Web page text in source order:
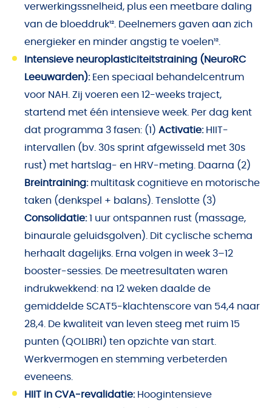
verwerkingssnelheid, plus een meetbare daling
van de bloeddruk¹². Deelnemers gaven aan zich
energieker en minder angstig te voelen¹².
Intensieve neuroplasticiteitstraining (NeuroRC
Leeuwarden):Een speciaal behandelcentrum
voor NAH. Zij voeren een 12-weeks traject,
startend met één intensieve week. Per dag kent
dat programma 3 fasen: (1) Activatie:HIIT-
intervallen (bv. 30s sprint afgewisseld met 30s
rust) met hartslag- en HRV-meting. Daarna (2)
Breintraining:multitask cognitieve en motorische
taken (denkspel + balans). Tenslotte (3)
Consolidatie:1 uur ontspannen rust (massage,
binaurale geluidsgolven). Dit cyclische schema
herhaalt dagelijks. Erna volgen in week 3–12
booster-sessies. De meetresultaten waren
indrukwekkend: na 12 weken daalde de
gemiddelde SCAT5-klachtenscore van 54,4 naar
28,4. De kwaliteit van leven steeg met ruim 15
punten (QOLIBRI) ten opzichte van start.
Werkvermogen en stemming verbeterden
eveneens.
HIIT in CVA-revalidatie:Hoogintensieve